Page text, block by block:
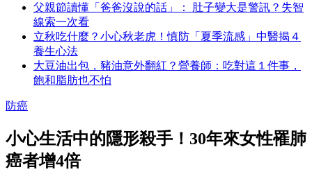
父親節讀懂「爸爸沒說的話」： 肚子變大是警訊？失智
線索一次看
立秋吃什麼？小心秋老虎！慎防「夏季流感」中醫揭４
養生心法
大豆油出包，豬油意外翻紅？營養師：吃對這１件事，
飽和脂肪也不怕
防癌
小心生活中的隱形殺手！30年來女性罹肺
癌者增4倍